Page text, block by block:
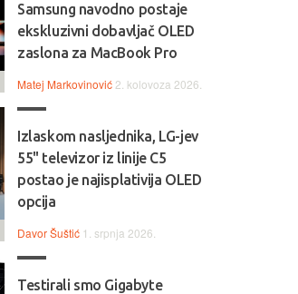
Samsung navodno postaje
ekskluzivni dobavljač OLED
zaslona za MacBook Pro
Matej Markovinović 2. kolovoza 2026.
Izlaskom nasljednika, LG-jev
55" televizor iz linije C5
postao je najisplativija OLED
opcija
Davor Šuštić 1. srpnja 2026.
Testirali smo Gigabyte